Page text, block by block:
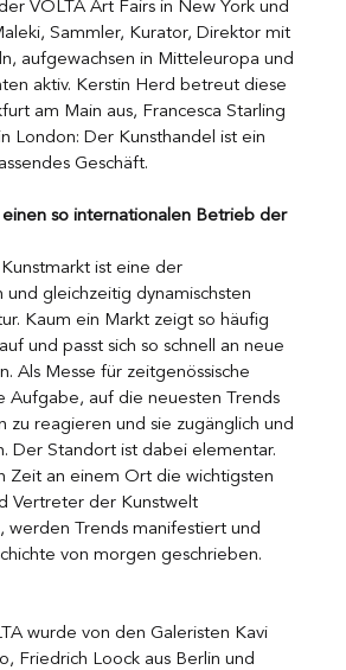
VOLTA Art Fairs in New York und
Sammler, Kurator, Direktor mit
aufgewachsen in Mitteleuropa und
aktiv. Kerstin Herd betreut diese
am Main aus, Francesca Starling
London: Der Kunsthandel ist ein
Geschäft.
so internationalen Betrieb der
ist eine der
und gleichzeitig dynamischsten
Kaum ein Markt zeigt so häufig
und passt sich so schnell an neue
Als Messe für zeitgenössische
Aufgabe, auf die neuesten Trends
zu reagieren und sie zugänglich und
Der Standort ist dabei elementar.
Zeit an einem Ort die wichtigsten
Vertreter der Kunstwelt
werden Trends manifestiert und
von morgen geschrieben.
wurde von den Galeristen Kavi
Friedrich Loock aus Berlin und